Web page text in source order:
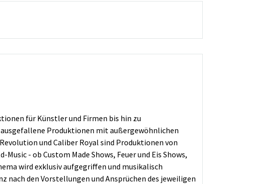
für Künstler und Firmen bis hin zu
Produktionen mit außergewöhnlichen
und Caliber Royal sind Produktionen von
- ob Custom Made Shows, Feuer und Eis Shows,
wird exklusiv aufgegriffen und musikalisch
den Vorstellungen und Ansprüchen des jeweiligen